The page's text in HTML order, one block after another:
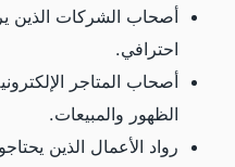
أصحاب الشركات الذين
احترافي.
أصحاب المتاجر
الظهور والمبيعات.
رواد الأعمال الذين